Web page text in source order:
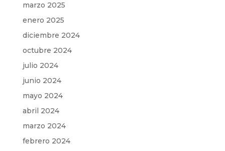
marzo 2025
enero 2025
diciembre 2024
octubre 2024
julio 2024
junio 2024
mayo 2024
abril 2024
marzo 2024
febrero 2024